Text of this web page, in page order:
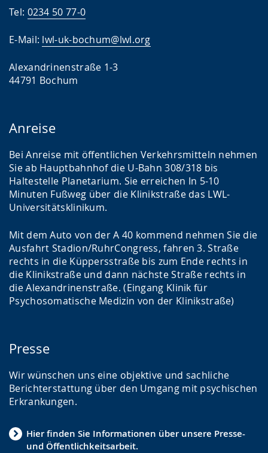
Tel: 0234 50 77-0
E-Mail: lwl-uk-bochum@lwl.org
Alexandrinenstraße 1-3
44791 Bochum
Anreise
Bei Anreise mit öffentlichen Verkehrsmitteln nehmen
Sie ab Hauptbahnhof die U-Bahn 308/318 bis
Haltestelle Planetarium. Sie erreichen In 5-10
Minuten Fußweg über die Klinikstraße das LWL-
Universitätsklinikum.
Mit dem Auto von der A 40 kommend nehmen Sie die
Ausfahrt Stadion/RuhrCongress, fahren 3. Straße
rechts in die Küppersstraße bis zum Ende rechts in
die Klinikstraße und dann nächste Straße rechts in
die Alexandrinenstraße. (Eingang Klinik für
Psychosomatische Medizin von der Klinikstraße)
Presse
Wir wünschen uns eine objektive und sachliche
Berichterstattung über den Umgang mit psychischen
Erkrankungen.
Hier finden Sie Informationen über unsere Presse-
und Öffentlichkeitsarbeit.